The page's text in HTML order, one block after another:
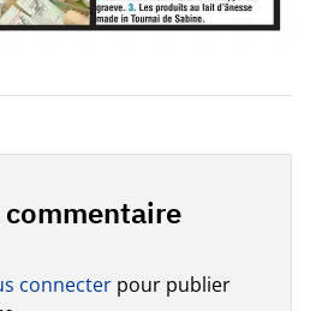
commentaire
connecter pour publier